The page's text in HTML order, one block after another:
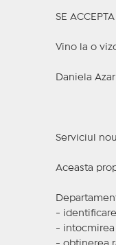
SE
Vino la o
Daniela
Serviciul
Aceasta
-
- intocmirea